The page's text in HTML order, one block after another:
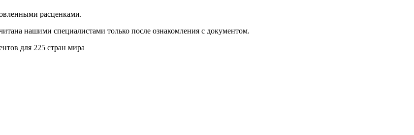
расценками.
нашими специалистами только после ознакомления с документом.
для 225 стран мира